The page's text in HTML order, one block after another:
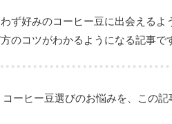
ず好みのコーヒー豆に出会える
のコツがわかるようになる記事で
ーヒー豆選びのお悩みを、この記